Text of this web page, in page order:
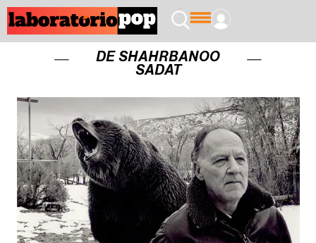
DE SHAHRBANOO
SADAT